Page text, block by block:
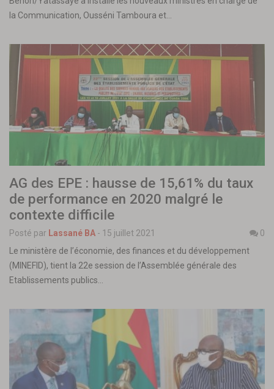
la Communication, Ousséni Tamboura et…
AG des EPE : hausse de 15,61% du taux
de performance en 2020 malgré le
contexte difficile
Posté par Lassané BA - 15 juillet 2021
0
Le ministère de l’économie, des finances et du développement
(MINEFID), tient la 22e session de l’Assemblée générale des
Etablissements publics…